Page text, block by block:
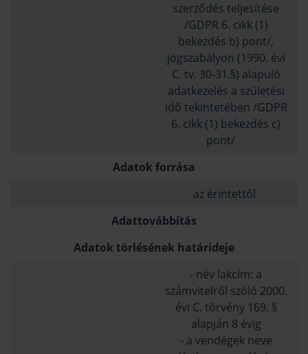
szerződés teljesítése
/GDPR 6. cikk (1)
bekezdés b) pont/,
jogszabályon (1990. évi
C. tv. 30-31.§) alapuló
adatkezelés a születési
idő tekintetében /GDPR
6. cikk (1) bekezdés c)
pont/
Adatok forrása
az érintettől
Adattovábbítás
Adatok törlésének határideje
- név lakcím: a
számvitelről szóló 2000.
évi C. törvény 169. §
alapján 8 évig
- a vendégek neve